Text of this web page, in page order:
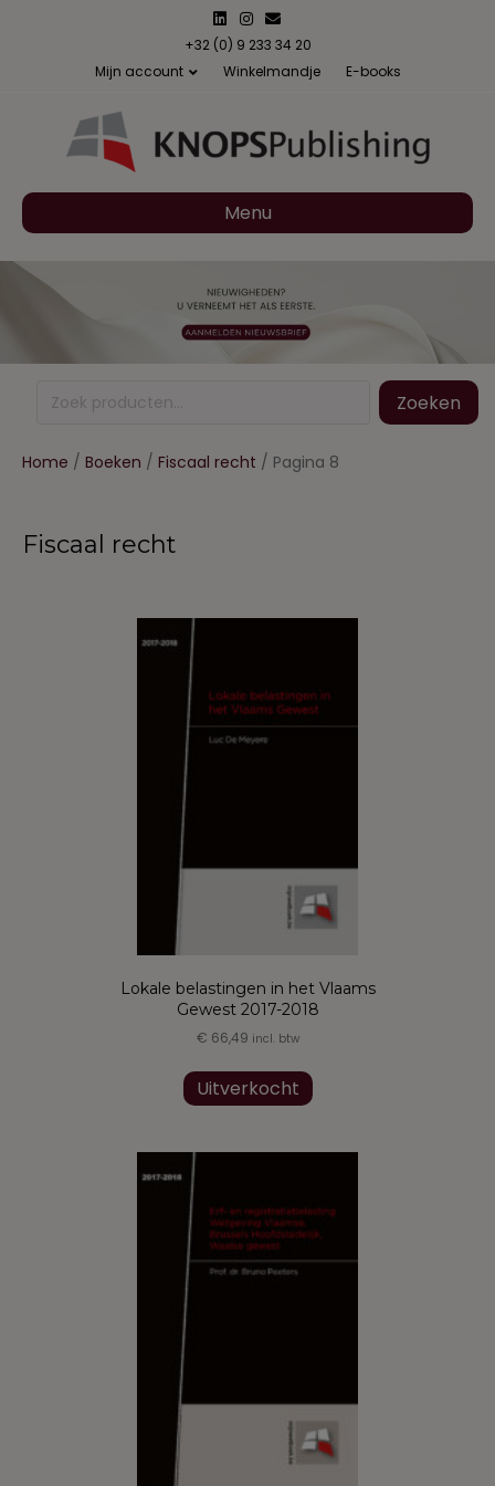
LinkedinInstagram
Email
+32 (0) 9 233 34 20
Mijn account
Winkelmandje E-books
Menu
Zoeken
naar:
Zoeken
Home / Boeken / Fiscaal recht / Pagina 8
Fiscaal recht
Lokale belastingen in het Vlaams
Gewest 2017-2018
€ 66,49 incl. btw
Uitverkocht